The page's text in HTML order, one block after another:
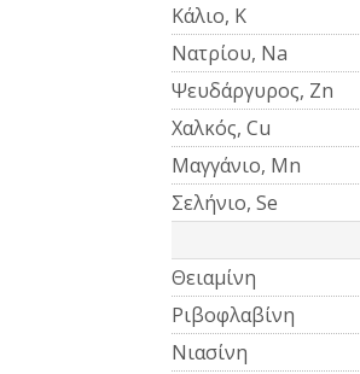
Κάλιο, K
Νατρίου, Na
Ψευδάργυρος, Zn
Χαλκός, Cu
Μαγγάνιο, Mn
Σελήνιο, Se
Θειαμίνη
Ριβοφλαβίνη
Νιασίνη